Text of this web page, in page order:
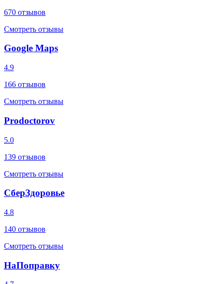
670 отзывов
Смотреть отзывы
Google Maps
4.9
166 отзывов
Смотреть отзывы
Prodoctorov
5.0
139 отзывов
Смотреть отзывы
СберЗдоровье
4.8
140 отзывов
Смотреть отзывы
НаПоправку